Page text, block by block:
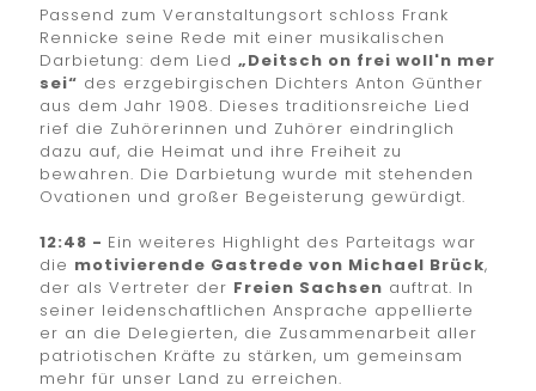
Passend zum Veranstaltungsort schloss Frank
Rennicke seine Rede mit einer musikalischen
Darbietung: dem Lied „Deitsch on frei woll'n mer
sei“ des erzgebirgischen Dichters Anton Günther
aus dem Jahr 1908. Dieses traditionsreiche Lied
rief die Zuhörerinnen und Zuhörer eindringlich
dazu auf, die Heimat und ihre Freiheit zu
bewahren. Die Darbietung wurde mit stehenden
Ovationen und großer Begeisterung gewürdigt.
12:48 - Ein weiteres Highlight des Parteitags war
die motivierende Gastrede von Michael Brück,
der als Vertreter der Freien Sachsen auftrat. In
seiner leidenschaftlichen Ansprache appellierte
er an die Delegierten, die Zusammenarbeit aller
patriotischen Kräfte zu stärken, um gemeinsam
mehr für unser Land zu erreichen.